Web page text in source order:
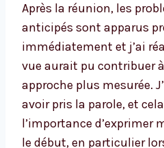
Après la réunion, les
anticipés sont apparus
immédiatement et j’ai
vue aurait pu contribuer
approche plus mesurée.
avoir pris la parole, et
l’importance d’exprimer
le début, en particulier